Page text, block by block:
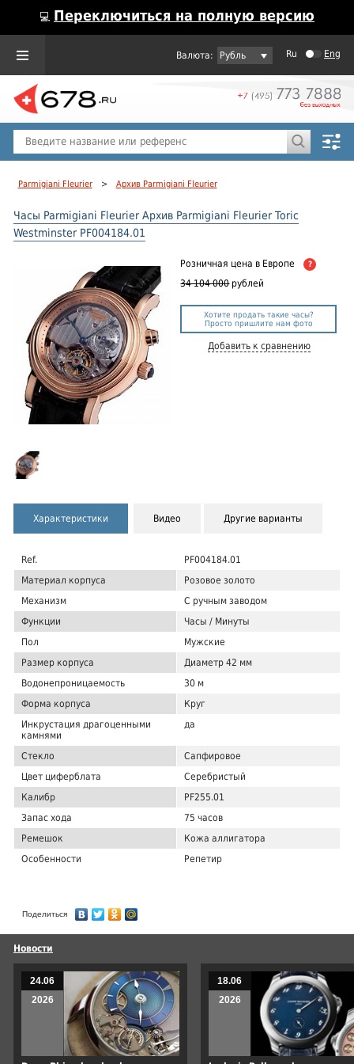
💻 Переключиться на полную версию
Рубль Ru Eng
Parmigiani Fleurier > Архив Parmigiani Fleurier
Часы Parmigiani Fleurier Архив Parmigiani Fleurier Toric
Westminster PF004184.01
Розничная цена в Европе ?
34 104 000 рублей
Хотите продать такие часы?
Просто пришлите нам фото
Добавить к сравнению
Характеристики Видео Другие варианты
Ref.
PF004184.01
Материал корпуса
Розовое золото
Механизм
С ручным заводом
Функции
Часы / Минуты
Пол
Мужские
Размер корпуса
Диаметр 42 мм
Водонепроницаемость
30 м
Форма корпуса
Круг
Инкрустация драгоценными
камнями
да
Стекло
Сапфировое
Цвет циферблата
Серебристый
Калибр
PF255.01
Запас хода
75 часов
Ремешок
Кожа аллигатора
Особенности
Репетир
Поделиться
Новости
24.06
2026
18.06
2026